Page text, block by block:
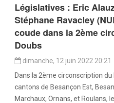
Législatives : Eric
Stéphane Ravacley
coude dans la 2ème
Doubs
dimanche, 12 juin 2022 20:21
Dans la 2ème circonscription
cantons de Besançon Est,
Marchaux, Ornans, et Roulans,